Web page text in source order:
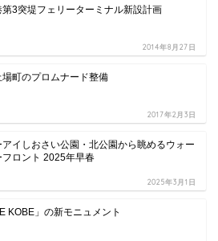
第3突堤フェリーターミナル新設計画
2014年8月27日
場町のプロムナード整備
2017年2月3日
アイしおさい公園・北公園から眺めるウォー
フロント 2025年早春
2025年3月1日
KOBE」の新モニュメント